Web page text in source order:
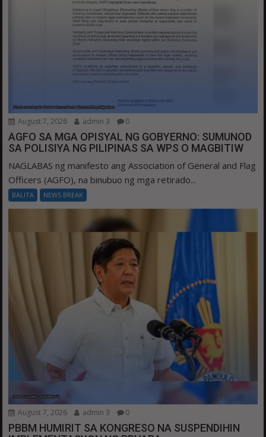
August 7, 2026 admin 3 0
AGFO SA MGA OPISYAL NG GOBYERNO: SUMUNOD
SA POLISIYA NG PILIPINAS SA WPS O MAGBITIW
NAGLABAS ng manifesto ang Association of General and Flag
Officers (AGFO), na binubuo ng mga retirado...
BALITA NEWS BREAK
August 7, 2026 admin 3 0
PBBM HUMIRIT SA KONGRESO NA SUSPENDIHIN